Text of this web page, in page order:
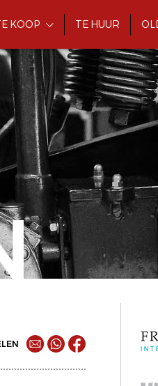
KOOP TE HUUR